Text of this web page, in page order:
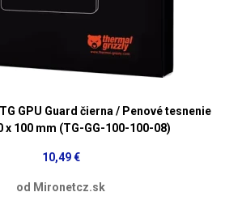
GPU Guard čierna / Penové tesnenie
x 100 mm (TG-GG-100-100-08)
10,49 €
od Mironetcz.sk